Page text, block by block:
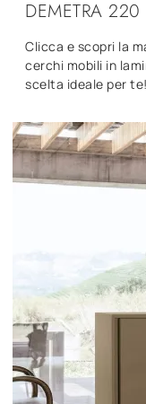
DEMETRA 220
Clicca e scopri la
cerchi mobili in
scelta ideale per te!